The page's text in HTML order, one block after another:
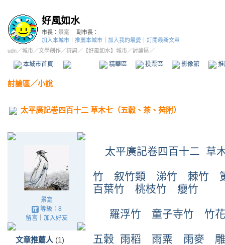
好風如水
市長： 景寔
副市長：
加入本城市
推薦本城市 加入我的最愛
訂閱最新文章
udn／城市／文學創作／詩詞 ／ 【好風如水】城市／討論區／
本城市首頁 精華區 投票區 影像館
討論區／小說
太平廣記卷四百十二 草木七（五穀、茶、荈附）
景寔
等級：8
留言｜ 加入好友
文章推薦人 (1)
太平廣記卷四百十二
竹 叙竹類 涕竹 棘竹
百葉竹 桃枝竹 癭竹
羅浮竹 童子寺竹 竹
五穀 雨稻 雨粟 雨麥